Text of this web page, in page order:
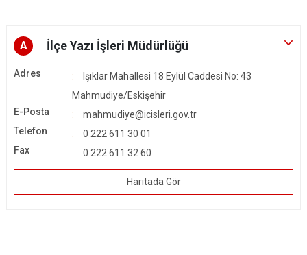
A İlçe Yazı İşleri Müdürlüğü
Adres
Işıklar Mahallesi 18 Eylül Caddesi No: 43
Mahmudiye/Eskişehir
E-Posta
mahmudiye@icisleri.gov.tr
Telefon
0 222 611 30 01
Fax
0 222 611 32 60
Haritada Gör